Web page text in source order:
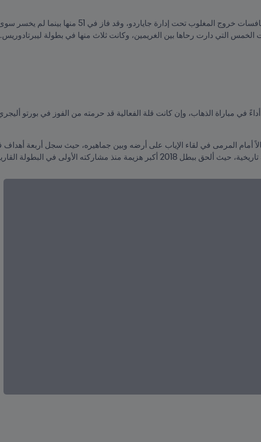
التي دارت رحاها بين الغريمين، وكانت ثلاث منها في بطولة ليبرتادوريس.
منذ مشاركته الأولى في البطولة القارية.